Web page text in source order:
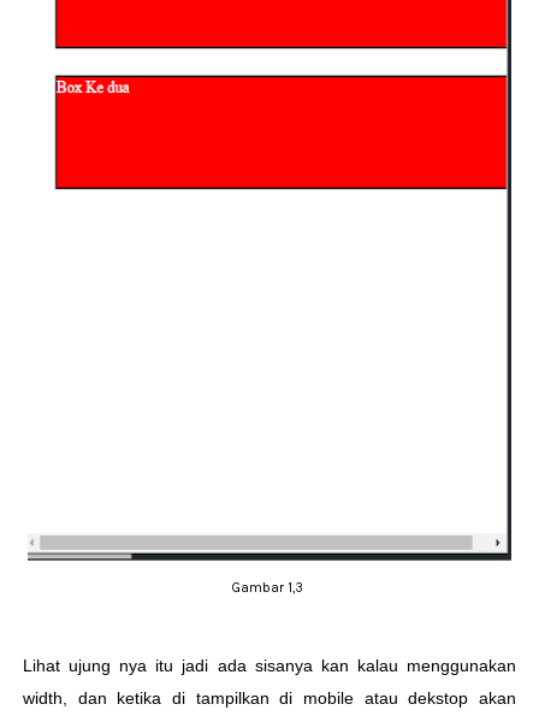
Gambar 1,3
Lihat ujung nya itu jadi ada sisanya kan kalau menggunakan
width, dan ketika di tampilkan di mobile atau dekstop akan